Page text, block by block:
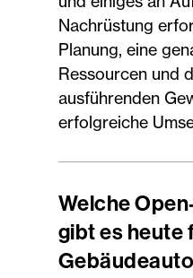
Nachrüstung
Planung, eine
Ressourcen und
ausführenden
erfolgreiche
Welche
gibt es heute